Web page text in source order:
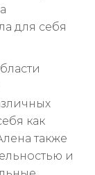
для себя
как
также
и